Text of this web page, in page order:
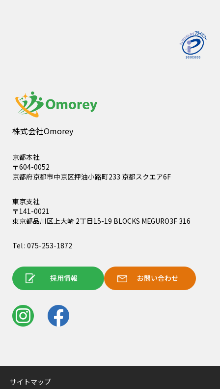
株式会社Omorey
京都本社
〒604-0052
京都府京都市中京区押油小路町233 京都スクエア6F
東京支社
〒141-0021
東京都品川区上大崎 2丁目15-19 BLOCKS MEGURO3F 316
Tel : 075-253-1872
採用情報 お問い合わせ
サイトマップ